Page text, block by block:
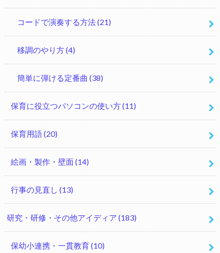
コードで演奏する方法(21)
移調のやり方(4)
簡単に弾ける定番曲 (38)
保育に役立つパソコンの使い方(11)
保育用語(20)
絵画・製作・壁面(14)
行事の見直し (13)
研究・研修・その他アイディア (183)
保幼小連携・一貫教育(10)